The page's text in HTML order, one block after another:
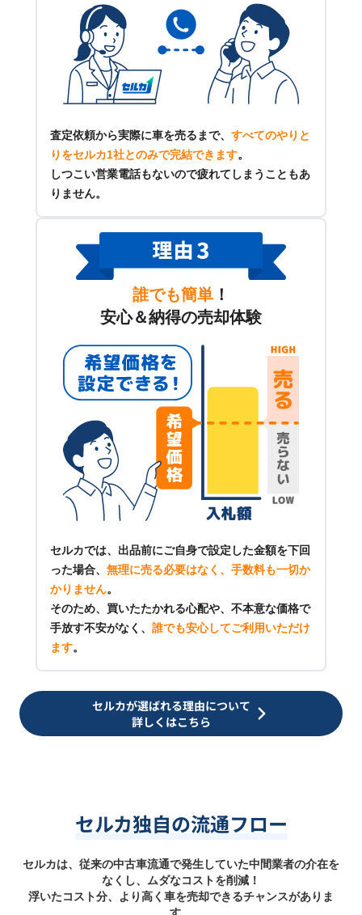
査定依頼から実際に車を売るまで、 すべてのやりと
りをセルカ1社とのみで完結できます。
しつこい営業電話もないので疲れてしまうこともあ
りません。
誰でも簡単 ！
安心＆納得の売却体験
セルカでは、出品前にご自身で設定した金額を下回
った場合、 無理に売る必要はなく、手数料も一切か
かりません。
そのため、買いたたかれる心配や、不本意な価格で
手放す不安がなく、 誰でも安心してご利用いただけ
ます。
セルカが選ばれる理由について
詳しくはこちら
セルカ独自の流通フロー
セルカは、従来の中古車流通で発生していた中間業者の介在を
なくし、ムダなコストを削減！
浮いたコスト分、より高く車を売却できるチャンスがありま